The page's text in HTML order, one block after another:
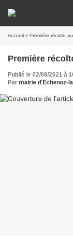
Accueil » Première récolte
Première
Publié le 02/08/2021 à
Par mairie d'Echenoz-